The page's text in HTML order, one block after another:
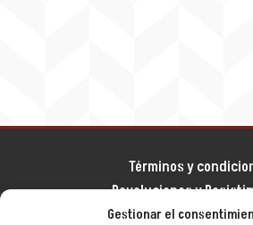
Gestionar el
Términos y
Devoluciones y
Aviso legal